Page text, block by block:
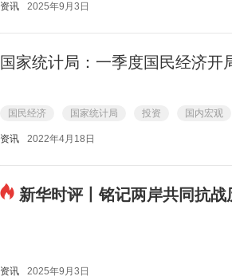
资讯 2025年9月3日
国家统计局：一季度国民经济开
国民经济 国家统计局 投资 国内宏观
资讯 2022年4月18日
新华时评丨铭记两岸共同抗
资讯 2025年9月3日